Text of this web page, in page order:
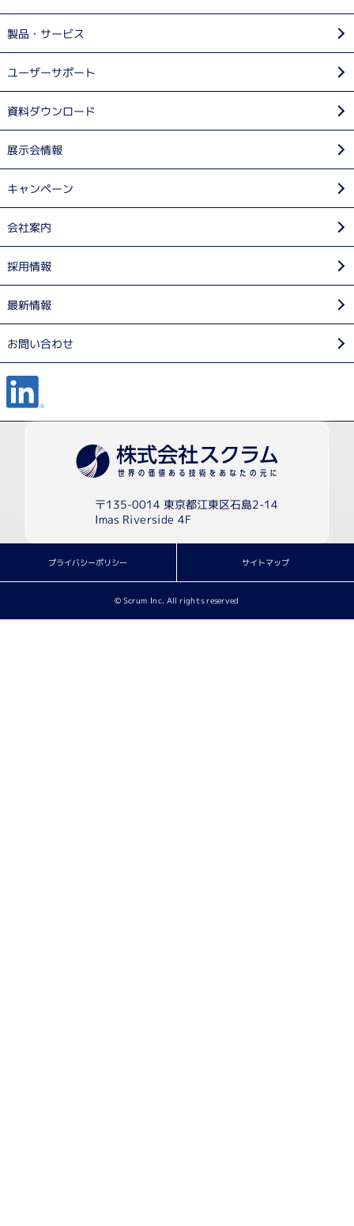
〒135-0014 東京都江東区石島2-14
Imas Riverside 4F
製品・サービス
ユーザーサポート
資料ダウンロード
展示会情報
キャンペーン
会社案内
採用情報
最新情報
お問い合わせ
プライバシーポリシー サイトマップ
© Scrum Inc. All rights reserved